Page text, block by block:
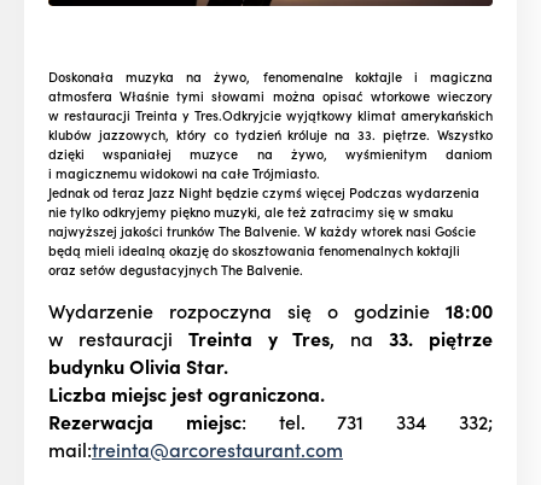
Doskonała muzyka na żywo, fenomenalne koktajle i magiczna
atmosfera Właśnie tymi słowami można opisać wtorkowe wieczory
w restauracji Treinta y Tres.Odkryjcie wyjątkowy klimat amerykańskich
klubów jazzowych, który co tydzień króluje na 33. piętrze. Wszystko
dzięki wspaniałej muzyce na żywo, wyśmienitym daniom
i magicznemu widokowi na całe Trójmiasto.
Jednak od teraz Jazz Night będzie czymś więcej Podczas wydarzenia
nie tylko odkryjemy piękno muzyki, ale też zatracimy się w smaku
najwyższej jakości trunków The Balvenie. W każdy wtorek nasi Goście
będą mieli idealną okazję do skosztowania fenomenalnych koktajli
oraz setów degustacyjnych The Balvenie.
Wydarzenie rozpoczyna się o godzinie 18:00
w restauracji Treinta y Tres, na 33. piętrze
budynku Olivia Star.
Liczba miejsc jest ograniczona.
Rezerwacja miejsc: tel. 731 334 332;
mail:treinta@arcorestaurant.com